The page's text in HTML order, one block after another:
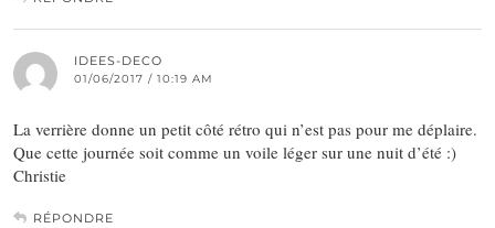
IDEES-DECO
01/06/2017 / 10:19 AM
La verrière donne un petit côté rétro qui n’est pas pour me déplaire.
Que cette journée soit comme un voile léger sur une nuit d’été :)
Christie
RÉPONDRE